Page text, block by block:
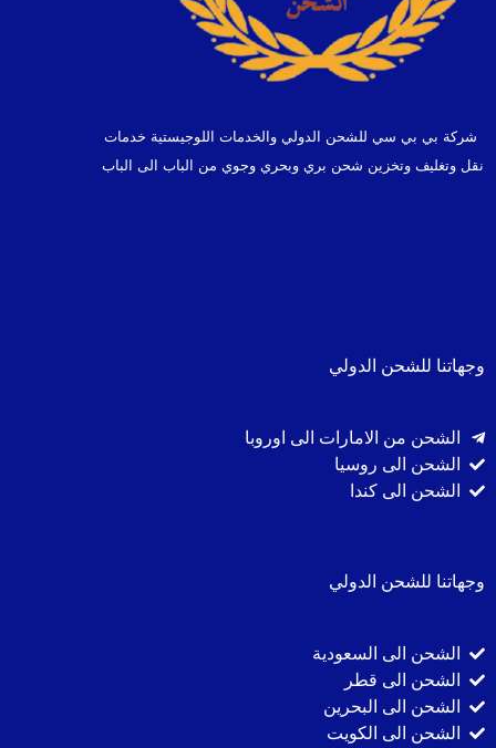
شركة بي بي سي للشحن الدولي والخدمات اللوجيستية خدمات
نقل وتغليف وتخزين شحن بري وبحري وجوي من الباب الى الباب
وجهاتنا للشحن الدولي
الشحن من الامارات الى اوروبا
الشحن الى روسيا
الشحن الى كندا
وجهاتنا للشحن الدولي
الشحن الى السعودية
الشحن الى قطر
الشحن الى البحرين
الشحن الى الكويت